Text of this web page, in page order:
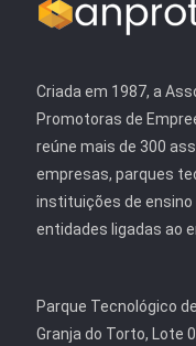
Criada em 1987, a
Promotoras de
reúne mais de 300
empresas, parques
instituições de ensino
entidades ligadas ao
Parque Tecnológico
Granja do Torto, Lote